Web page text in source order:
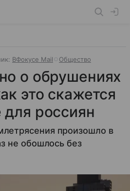
ВФокусе Mail Общество
о обрушениях
это скажется
для россиян
произошло в
не обошлось без